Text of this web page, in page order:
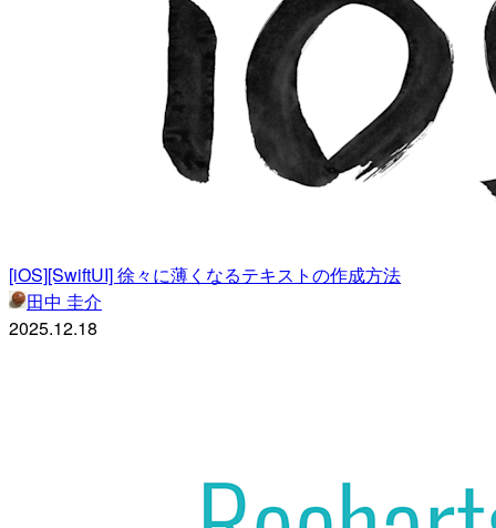
[iOS][SwiftUI] 徐々に薄くなるテキストの作成方法
田中 圭介
2025.12.18